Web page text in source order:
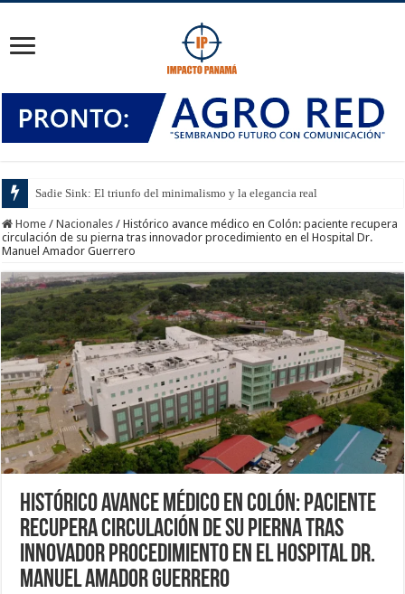
Sadie Sink: El triunfo del minimalismo y la elegancia real
Home / Nacionales / Histórico avance médico en Colón: paciente recupera
circulación de su pierna tras innovador procedimiento en el Hospital Dr.
Manuel Amador Guerrero
Histórico avance médico en Colón: paciente
recupera circulación de su pierna tras
innovador procedimiento en el Hospital Dr.
Manuel Amador Guerrero